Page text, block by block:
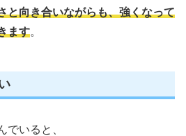
と向き合いながらも、強くなって
ます。
でいると、